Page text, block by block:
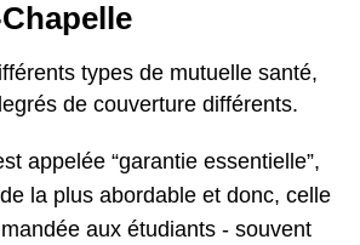
types de mutuelle santé,
de couverture différents.
appelée “garantie essentielle”,
la plus abordable et donc, celle
aux étudiants - souvent